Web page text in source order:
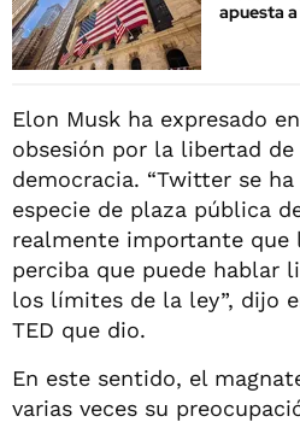
apuesta
Elon Musk ha expresado
obsesión por la libertad
democracia. “Twitter se
especie de plaza pública
realmente importante que
perciba que puede hablar
los límites de la ley”, dijo
TED que dio.
En este sentido, el
varias veces su